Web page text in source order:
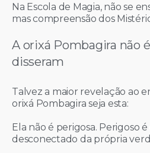
Na Escola de Magia, não se
mas compreensão dos
A orixá Pombagira não
disseram
Talvez a maior revelação ao
orixá Pombagira seja esta:
Ela não é perigosa. Perigoso
desconectado da própria